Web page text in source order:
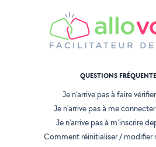
QUESTIONS
Je n'arrive pas à faire
Je n'arrive pas à me
Je n'arrive pas à m'inscrire
Comment réinitialiser / modifier